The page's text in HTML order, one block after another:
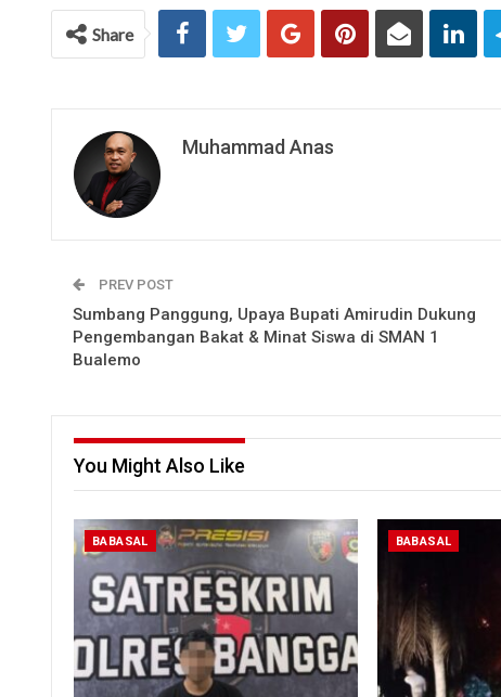
Share
Muhammad Anas
PREV POST
Sumbang Panggung, Upaya Bupati Amirudin Dukung
Pengembangan Bakat & Minat Siswa di SMAN 1
Bualemo
You Might Also Like
BABASAL BABASAL